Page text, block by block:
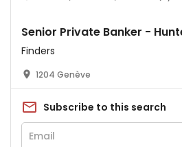
Senior Private Banker -
Finders
1204 Genève
Subscribe to this search